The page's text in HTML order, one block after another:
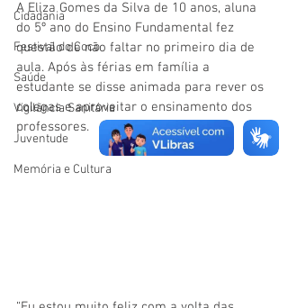
Cidadania
Festival do Coco
Saúde
Vigilãncia Sanitária
Juventude
Memória e Cultura
A Eliza Gomes da Silva de 10 anos, aluna
do 5º ano do Ensino Fundamental fez
questão de não faltar no primeiro dia de
aula. Após às férias em família a
estudante se disse animada para rever os
colegas e aproveitar o ensinamento dos
professores.